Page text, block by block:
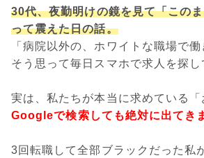
30代、夜勤明けの鏡を見て「この
って震えた日の話。
「病院以外の、ホワイトな職場で働
そう思って毎日スマホで求人を探し
実は、私たちが本当に求めている「
Googleで検索しても絶対に出てき
3回転職して全部ブラックだった私